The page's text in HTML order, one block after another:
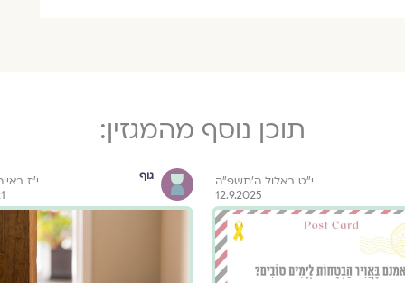
תוכן נוסף מהמגזין:
י״ט באלול ה׳תשפ״ה
12.9.2025
גוף
י"ז